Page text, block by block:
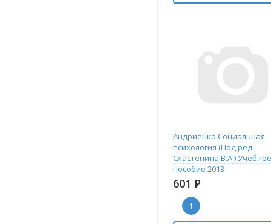
Андриенко Социальная
психология (Под ред.
Сластенина В.А.) Учебное
пособие 2013
601 Р
-